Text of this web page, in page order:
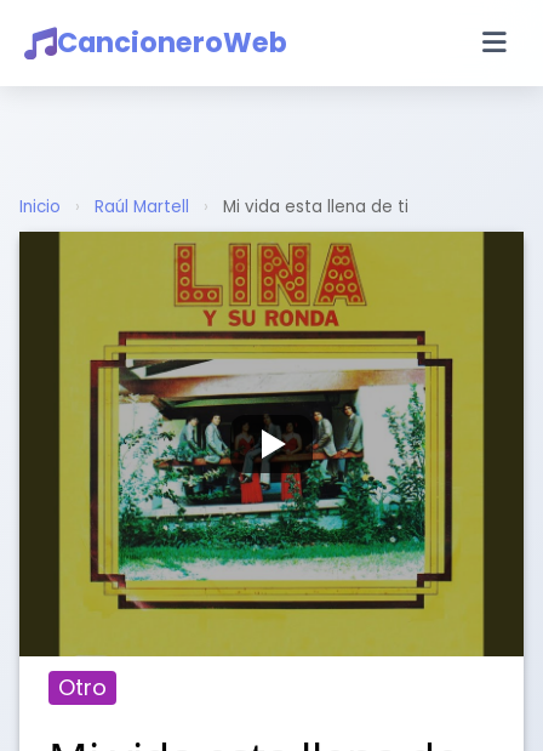
CancioneroWeb
Inicio › Raúl Martell › Mi vida esta llena de ti
Otro